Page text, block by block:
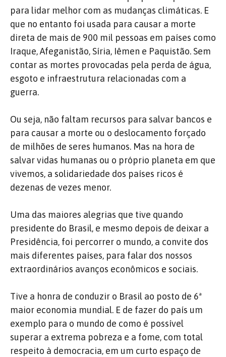
para lidar melhor com as mudanças climáticas. E
que no entanto foi usada para causar a morte
direta de mais de 900 mil pessoas em países como
Iraque, Afeganistão, Síria, Iêmen e Paquistão. Sem
contar as mortes provocadas pela perda de água,
esgoto e infraestrutura relacionadas com a
guerra.
Ou seja, não faltam recursos para salvar bancos e
para causar a morte ou o deslocamento forçado
de milhões de seres humanos. Mas na hora de
salvar vidas humanas ou o próprio planeta em que
vivemos, a solidariedade dos países ricos é
dezenas de vezes menor.
Uma das maiores alegrias que tive quando
presidente do Brasil, e mesmo depois de deixar a
Presidência, foi percorrer o mundo, a convite dos
mais diferentes países, para falar dos nossos
extraordinários avanços econômicos e sociais.
Tive a honra de conduzir o Brasil ao posto de 6ª
maior economia mundial. E de fazer do país um
exemplo para o mundo de como é possível
superar a extrema pobreza e a fome, com total
respeito à democracia, em um curto espaço de